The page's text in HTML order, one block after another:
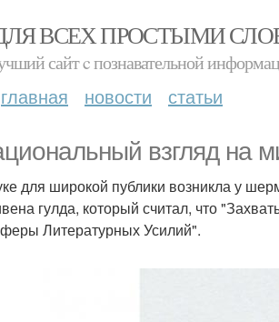
ВСЕХ ПРОСТЫМИ
сайт c познавательной
главная новости статьи
взгляд на
для широкой публики возникла у
гулда, который считал, что
Литературных Усилий".